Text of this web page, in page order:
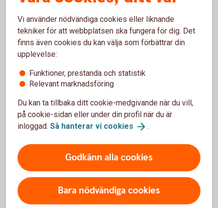
Skaffa Mobilt BankID i appen för
privatpersoner
Ladda ner BankID säkerhetsapp från App Store eller
Google Play till din mobiltelefon.
Logga in i appen för privatpersoner med din
säkerhetsdosa.
Tryck på menyraden.
Tryck på Inställningar.
Tryck på Övriga tjänster.
Tryck på Mobilt BankID.
Tryck på Beställ Mobilt BankID
Godkänn villkoren och följ instruktionerna. Klart!
Vi använder nödvändiga cookies eller liknande
tekniker för att webbplatsen ska fungera för dig. Det
finns även cookies du kan välja som förbättrar din
upplevelse:
Funktioner, prestanda och statistik
Relevant marknadsföring
Du kan ta tillbaka ditt cookie-medgivande när du vill,
på cookie-sidan eller under din profil när du är
inloggad. Så hanterar vi cookies .
Godkänn alla cookies
Bara nödvändiga cookies